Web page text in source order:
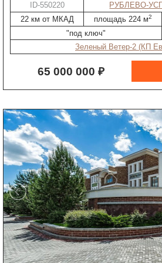
ID-550220
РУБЛЕВО-
22 км от МКАД
площадь 224 м2
"под ключ"
Зеленый Ветер-2 (КП
65 000 000 ₽